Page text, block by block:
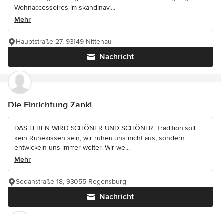
Wohnaccessoires im skandinavi...
Mehr
Nachricht
Hauptstraße 27, 93149 Nittenau
Die Einrichtung Zankl
DAS LEBEN WIRD SCHÖNER UND SCHÖNER. Tradition soll
kein Ruhekissen sein, wir ruhen uns nicht aus, sondern
entwickeln uns immer weiter. Wir we...
Mehr
Nachricht
Sedanstraße 18, 93055 Regensburg